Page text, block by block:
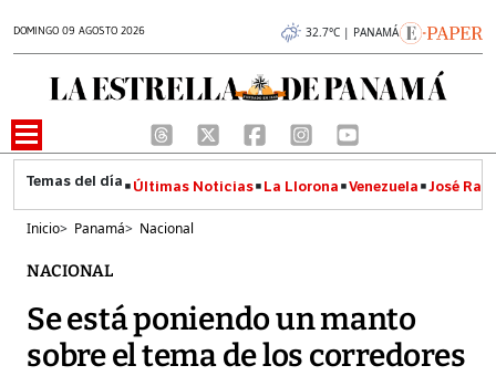
DOMINGO 09 AGOSTO 2026 32.7°C | PANAMÁ
Últimas Noticias La Llorona Venezuela José
Inicio> Panamá> Nacional
NACIONAL
Se está poniendo un manto
sobre el tema de los corredores